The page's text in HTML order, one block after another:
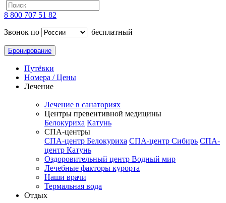
8 800 707 51 82
Звонок по
бесплатный
Бронирование
Путёвки
Номера / Цены
Лечение
Лечение в санаториях
Центры превентивной медицины
Белокуриха Катунь
СПА-центры
СПА-центр Белокуриха СПА-центр Сибирь СПА-
центр Катунь
Оздоровительный центр Водный мир
Лечебные факторы курорта
Наши врачи
Термальная вода
Отдых